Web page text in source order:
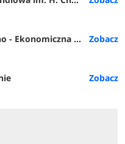
w Łodzi